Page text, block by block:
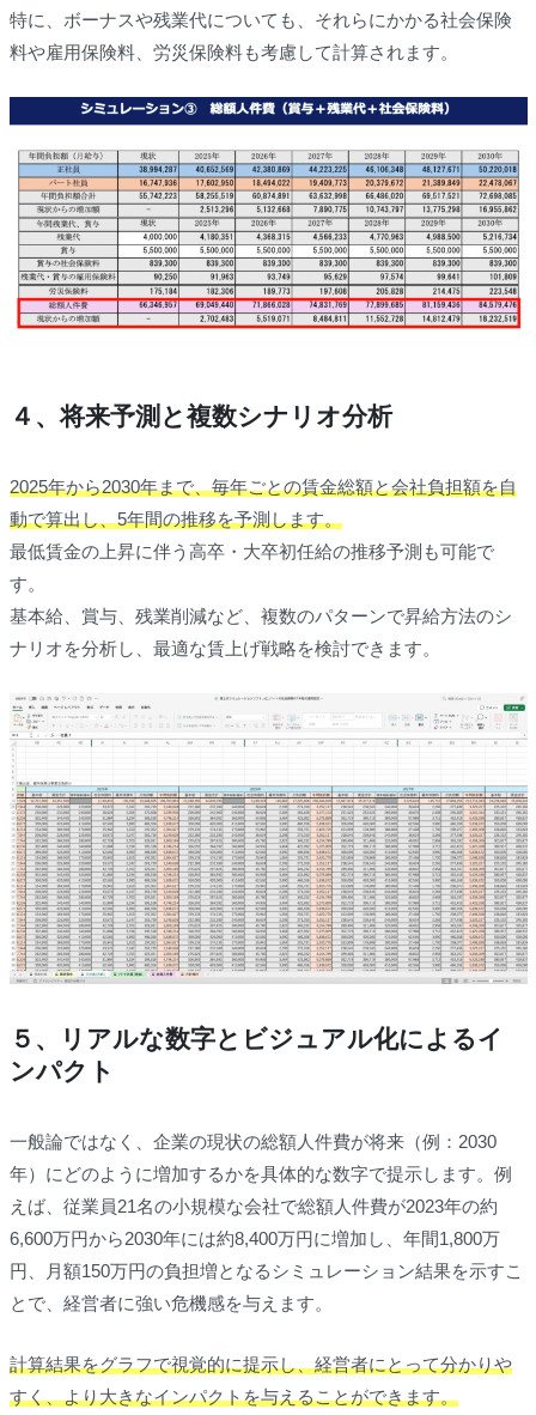
特に、ボーナスや残業代についても、それらにかかる社会保険
料や雇用保険料、労災保険料も考慮して計算されます。
４、将来予測と複数シナリオ分析
2025年から2030年まで、毎年ごとの賃金総額と会社負担額を自
動で算出し、5年間の推移を予測します。
最低賃金の上昇に伴う高卒・大卒初任給の推移予測も可能で
す。
基本給、賞与、残業削減など、複数のパターンで昇給方法のシ
ナリオを分析し、最適な賃上げ戦略を検討できます。
５、リアルな数字とビジュアル化によるイ
ンパクト
一般論ではなく、企業の現状の総額人件費が将来（例：2030
年）にどのように増加するかを具体的な数字で提示します。例
えば、従業員21名の小規模な会社で総額人件費が2023年の約
6,600万円から2030年には約8,400万円に増加し、年間1,800万
円、月額150万円の負担増となるシミュレーション結果を示すこ
とで、経営者に強い危機感を与えます。
計算結果をグラフで視覚的に提示し、経営者にとって分かりや
すく、より大きなインパクトを与えることができます。